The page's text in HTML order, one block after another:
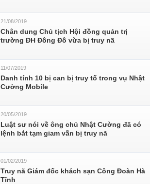
21/08/2019
Chân dung Chủ tịch Hội đồng quản trị
trường ĐH Đông Đô vừa bị truy nã
11/07/2019
Danh tính 10 bị can bị truy tố trong vụ Nhật
Cường Mobile
20/05/2019
Luật sư nói về ông chủ Nhật Cường đã có
lệnh bắt tạm giam vẫn bị truy nã
01/02/2019
Truy nã Giám đốc khách sạn Công Đoàn Hà
Tĩnh